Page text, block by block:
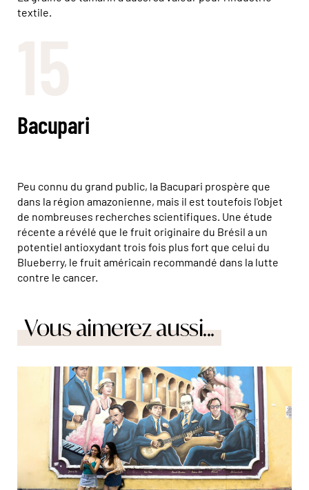
textile.
Bacupari
Peu connu du grand public, la Bacupari prospère que
dans la région amazonienne, mais il est toutefois l'objet
de nombreuses recherches scientifiques. Une étude
récente a révélé que le fruit originaire du Brésil a un
potentiel antioxydant trois fois plus fort que celui du
Blueberry, le fruit américain recommandé dans la lutte
contre le cancer.
Vous aimerez aussi...
© Marta Nascimento/Réa